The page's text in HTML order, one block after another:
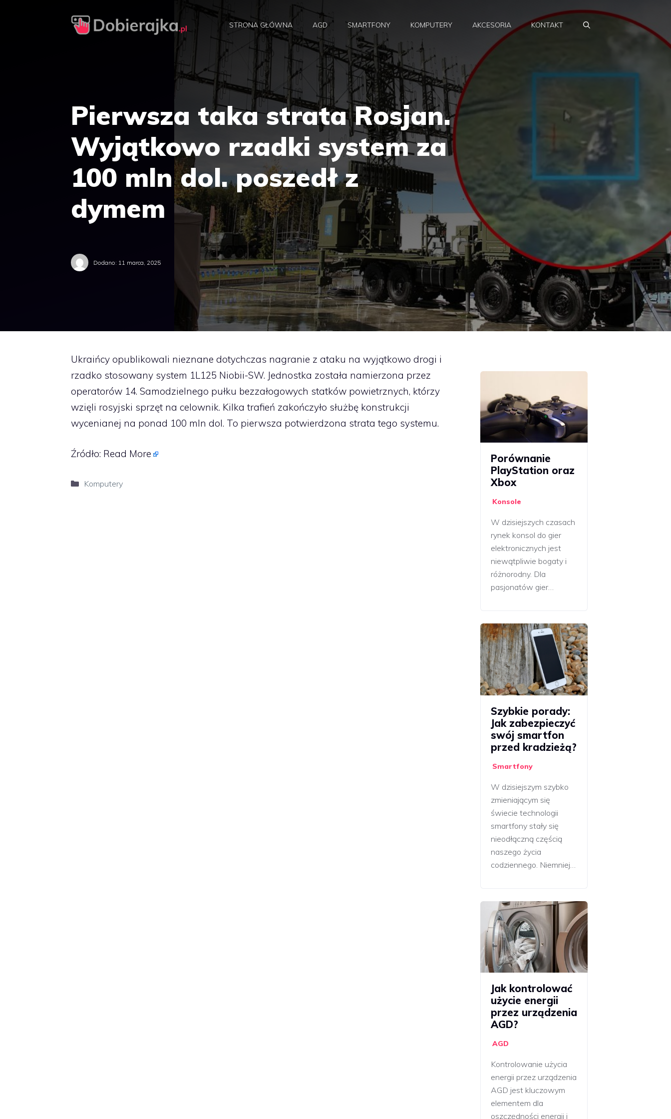
STRONA GŁÓWNA AGD SMARTFONY KOMPUTERY AKCESORIA KONTAKT
Pierwsza taka strata Rosjan.
Wyjątkowo rzadki system za
100 mln dol. poszedł z
dymem
Dodano: 11 marca, 2025
Ukraińcy opublikowali nieznane dotychczas nagranie z ataku na wyjątkowo drogi i
rzadko stosowany system 1L125 Niobii-SW. Jednostka została namierzona przez
operatorów 14. Samodzielnego pułku bezzałogowych statków powietrznych, którzy
wzięli rosyjski sprzęt na celownik. Kilka trafień zakończyło służbę konstrukcji
wycenianej na ponad 100 mln dol. To pierwsza potwierdzona strata tego systemu.
Źródło: Read More
Kategorie
Komputery
Porównanie
PlayStation oraz
Xbox
Konsole
W dzisiejszych czasach
rynek konsol do gier
elektronicznych jest
niewątpliwie bogaty i
różnorodny. Dla
pasjonatów gier…
Szybkie porady:
Jak zabezpieczyć
swój smartfon
przed kradzieżą?
Smartfony
W dzisiejszym szybko
zmieniającym się
świecie technologii
smartfony stały się
nieodłączną częścią
naszego życia
codziennego. Niemniej…
Jak kontrolować
użycie energii
przez urządzenia
AGD?
AGD
Kontrolowanie użycia
energii przez urządzenia
AGD jest kluczowym
elementem dla
oszczędności energii i